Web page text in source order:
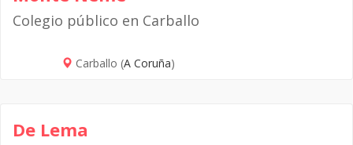
Colegio público en Carballo
Carballo (A Coruña)
De Lema